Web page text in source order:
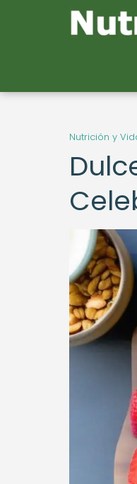
Nutrición y